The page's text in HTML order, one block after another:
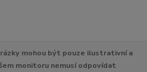
mohou být pouze ilustrativní a
monitoru nemusí odpovídat